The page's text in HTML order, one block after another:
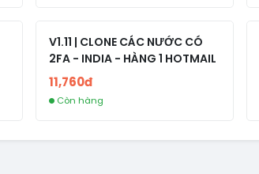
V1.11 | CLONE CÁC NƯỚC CÓ
2FA - INDIA - HÀNG 1 HOTMAIL
11,760đ
Còn hàng